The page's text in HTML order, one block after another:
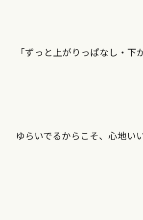
「ずっと上がりっぱなし・下
ゆらいでるからこそ、心地い